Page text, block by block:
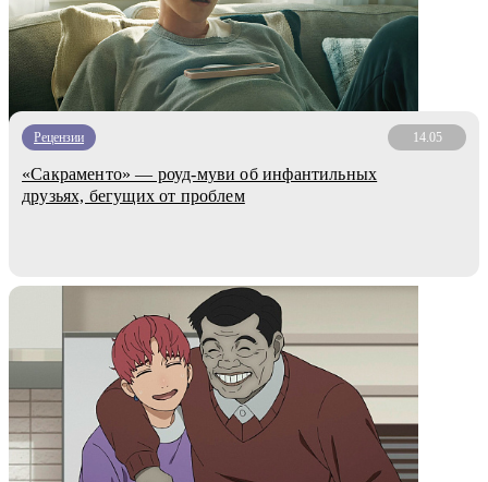
Рецензии 14.05
«Сакраменто» — роуд-муви об инфантильных
друзьях, бегущих от проблем